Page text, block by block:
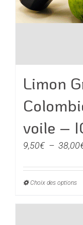
Limon
voile –
9,50€ – 38,00
Choix des optionsCe